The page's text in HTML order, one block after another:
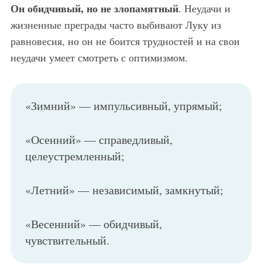
Он обидчивый, но не злопамятный. Неудачи и
жизненные преграды часто выбивают Луку из
равновесия, но он не боится трудностей и на свои
неудачи умеет смотреть с оптимизмом.
«Зимний» — импульсивный, упрямый;
«Осенний» — справедливый,
целеустремленный;
«Летний» — независимый, замкнутый;
«Весенний» — обидчивый,
чувствительный.